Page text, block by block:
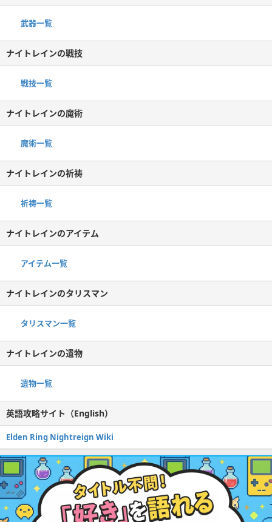
武器一覧
ナイトレインの戦技
戦技一覧
ナイトレインの魔術
魔術一覧
ナイトレインの祈祷
祈祷一覧
ナイトレインのアイテム
アイテム一覧
ナイトレインのタリスマン
タリスマン一覧
ナイトレインの遺物
遺物一覧
英語攻略サイト（English）
Elden Ring Nightreign Wiki